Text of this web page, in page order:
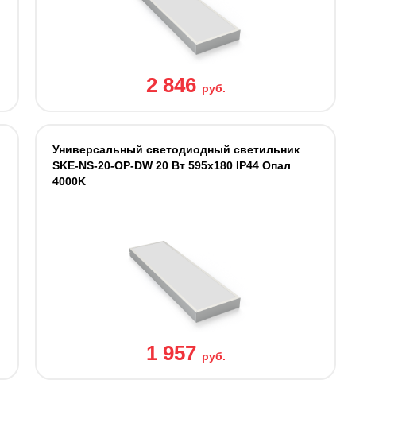
2 846 руб.
Универсальный светодиодный светильник
SKE-NS-20-OP-DW 20 Вт 595x180 IP44 Опал
4000K
1 957 руб.